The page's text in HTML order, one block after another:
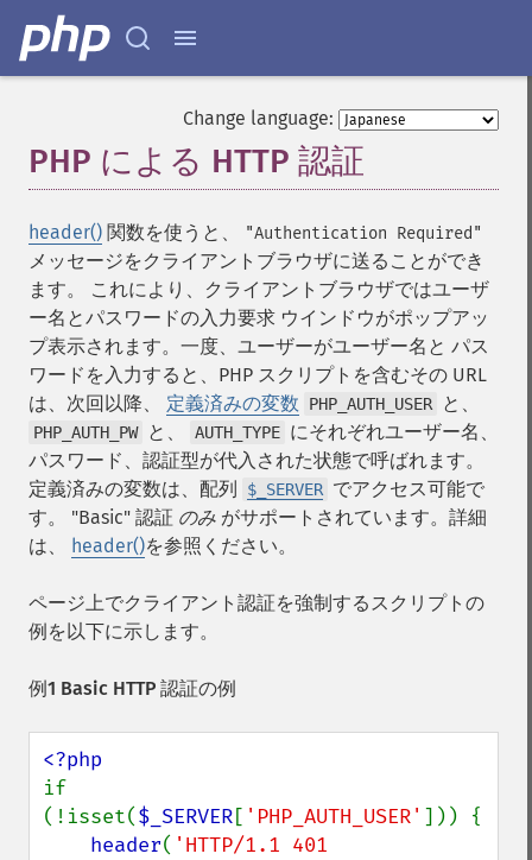
Change language:
PHP による HTTP 認証
header() 関数を使うと、 "Authentication Required"
メッセージをクライアントブラウザに送ることができ
ます。 これにより、クライアントブラウザではユーザ
ー名とパスワードの入力要求 ウインドウがポップアッ
プ表示されます。一度、ユーザーがユーザー名と パス
ワードを入力すると、PHP スクリプトを含むその URL
は、次回以降、 定義済みの変数 PHP_AUTH_USER と、
PHP_AUTH_PW と、 AUTH_TYPE にそれぞれユーザー名、
パスワード、認証型が代入された状態で呼ばれます。
定義済みの変数は、配列
$_SERVER でアクセス可能で
す。 "Basic" 認証 のみ がサポートされています。詳細
は、 header()を参照ください。
ページ上でクライアント認証を強制するスクリプトの
例を以下に示します。
例1 Basic HTTP 認証の例
if
(!isset($_SERVER[ 'PHP_AUTH_USER' ])) {
header( 'HTTP/1.1 401